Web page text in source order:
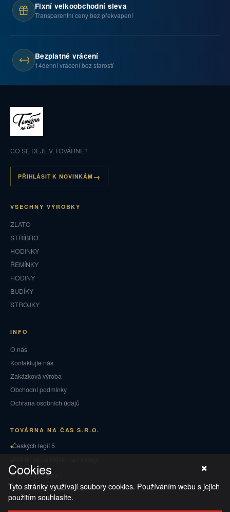
Fixní velkoobchodní sleva
Transparentní ceny bez překvapení
Bezplatné vrácení
14denní vrácení bez starostí
CO SE DĚJE V TOVÁRNĚ?
PŘIHLÁSIT K NOVINKÁM
VŠECHNY VÝROBKY
ZLATO
STŘÍBRO
HODINKY
ŘEMÍNKY
HODINY
BUDÍKY
STROJKY
INFO
O nás
Kontaktujte nás
Zakázková výroba
Obchodní podmínky
Ochrana osobních údajů
TOVÁRNA NA ČAS S.R.O.
Českých legií 5
Puncovní značky
Vrácení zboží a reklamace
Cookies
Tyto stránky využívají soubory cookies. Používáním webu s jejich
použitím souhlasíte.